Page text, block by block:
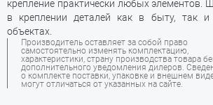
крепление практически любых элементов.
в креплении деталей как в быту, так
объектах.
Производитель оставляет за собой право
самостоятельно изменять комплектацию,
характеристики, страну производства товара
дополнительного уведомления дилеров.
о комплекте поставки, упаковке и внешнем
могут отличаться от указанных на сайте.